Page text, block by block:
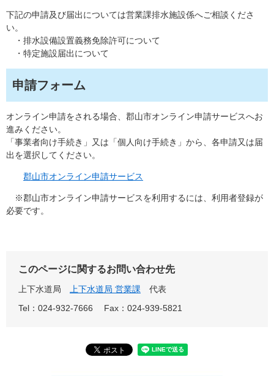
下記の申請及び届出については営業課排水施設係へご相談くださ
い。
・排水設備設置義務免除許可について
・特定施設届出について
申請フォーム
オンライン申請をされる場合、郡山市オンライン申請サービスへお
進みください。
「事業者向け手続き」又は「個人向け手続き」から、各申請又は届
出を選択してください。
郡山市オンライン申請サービス
※郡山市オンライン申請サービスを利用するには、利用者登録が
必要です。
このページに関するお問い合わせ先
上下水道局 上下水道局 営業課
代表
Tel：024-932-7666
Fax：024-939-5821